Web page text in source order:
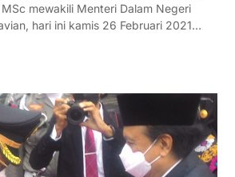
mewakili Menteri Dalam Negeri
hari ini kamis 26 Februari 2021…